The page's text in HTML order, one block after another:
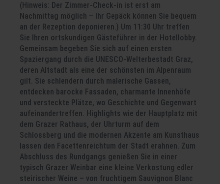
(Hinweis: Der Zimmer-Check-in ist erst am
Nachmittag möglich – Ihr Gepäck können Sie bequem
an der Rezeption deponieren.) Um 11:30 Uhr treffen
Sie Ihren ortskundigen Gästeführer in der Hotellobby.
Gemeinsam begeben Sie sich auf einen ersten
Spaziergang durch die UNESCO-Welterbestadt Graz,
deren Altstadt als eine der schönsten im Alpenraum
gilt. Sie schlendern durch malerische Gassen,
entdecken barocke Fassaden, charmante Innenhöfe
und versteckte Plätze, wo Geschichte und Gegenwart
aufeinandertreffen. Highlights wie der Hauptplatz mit
dem Grazer Rathaus, der Uhrturm auf dem
Schlossberg und die modernen Akzente am Kunsthaus
lassen den Facettenreichtum der Stadt erahnen. Zum
Abschluss des Rundgangs genießen Sie in einer
typisch Grazer Weinbar eine kleine Verkostung edler
steirischer Weine – von fruchtigem Sauvignon Blanc